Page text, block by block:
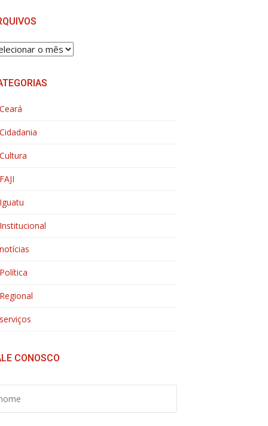
Ceará
Cidadania
Cultura
FAJI
Iguatu
Institucional
notícias
Política
Regional
serviços
CONOSCO